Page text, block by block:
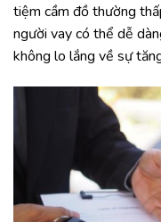
tiệm cầm đồ thường
người vay có thể dễ
không lo lắng về sự